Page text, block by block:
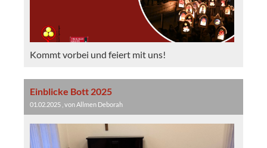
Kommt vorbei und feiert mit uns!
Einblicke Bott 2025
01.02.2025 , von Allmen Deborah